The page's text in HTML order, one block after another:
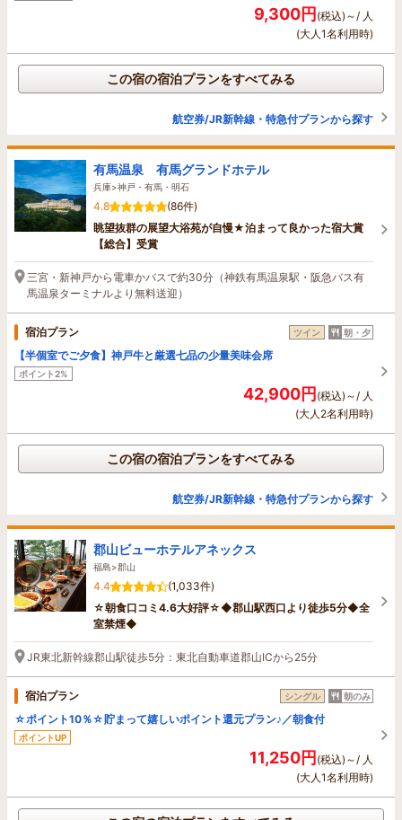
9,300円(税込)～/ 人
(大人1名利用時)
この宿の宿泊プランをすべてみる
航空券/JR新幹線・特急付プランから探す
有馬温泉 有馬グランドホテル
兵庫>神戸・有馬・明石
4.8
(86件)
眺望抜群の展望大浴苑が自慢★泊まって良かった宿大賞
【総合】受賞
三宮・新神戸から電車かバスで約30分（神鉄有馬温泉駅・阪急バス有
馬温泉ターミナルより無料送迎）
宿泊プラン ツイン 朝・夕
【半個室でご夕食】神戸牛と厳選七品の少量美味会席
ポイント2%
42,900円(税込)～/ 人
(大人2名利用時)
この宿の宿泊プランをすべてみる
航空券/JR新幹線・特急付プランから探す
郡山ビューホテルアネックス
福島>郡山
4.4
(1,033件)
☆朝食口コミ4.6大好評☆◆郡山駅西口より徒歩5分◆全
室禁煙◆
JR東北新幹線郡山駅徒歩5分：東北自動車道郡山ICから25分
宿泊プラン シングル 朝のみ
☆ポイント10％☆貯まって嬉しいポイント還元プラン♪／朝食付
ポイントUP
11,250円(税込)～/ 人
(大人1名利用時)